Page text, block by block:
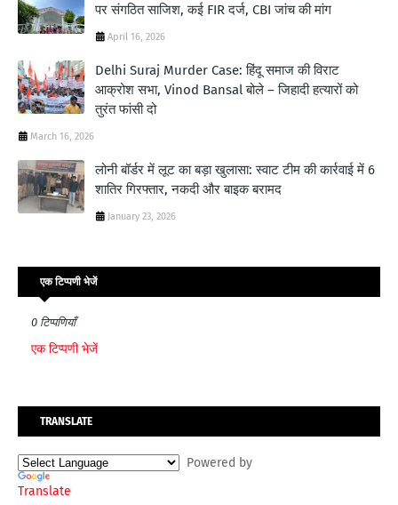
पर संगठित साजिश, कई FIR दर्ज, CBI जांच की मांग
April 16, 2026
Delhi Suraj Murder Case: हिंदू समाज की विराट
आक्रोश सभा, Vinod Bansal बोले – जिहादी हत्यारों को
तुरंत फांसी दो
March 16, 2026
लोनी बॉर्डर में लूट का बड़ा खुलासा: स्वाट टीम की कार्रवाई में 6
शातिर गिरफ्तार, नकदी और बाइक बरामद
January 23, 2026
एक टिप्पणी भेजें
0 टिप्पणियाँ
एक टिप्पणी भेजें
TRANSLATE
Powered by
Translate